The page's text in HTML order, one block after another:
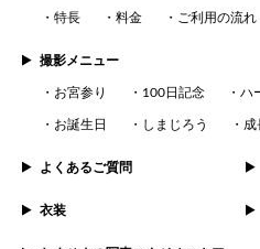
特長 料金 ご利用の流れ
撮影メニュー
お宮参り 100日記念 ハ
お誕生日 しまじろう 成
よくあるご質問
衣装